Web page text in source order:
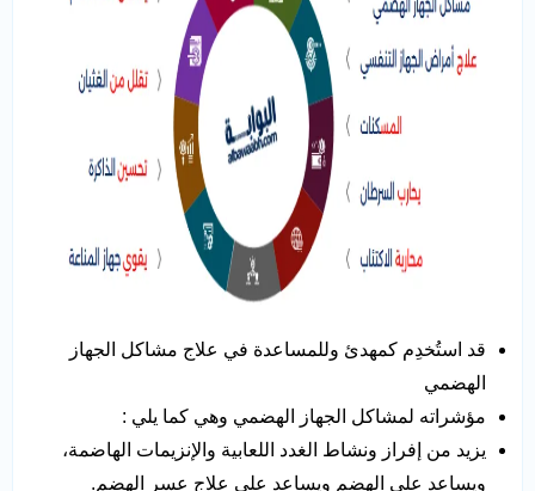
قد استُخدِم كمهدئ وللمساعدة في علاج مشاكل الجهاز
الهضمي
مؤشراته لمشاكل الجهاز الهضمي وهي كما يلي :
يزيد من إفراز ونشاط الغدد اللعابية والإنزيمات الهاضمة،
ويساعد على الهضم ويساعد على علاج عسر الهضم.